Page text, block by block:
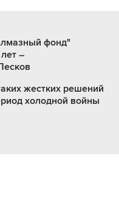
фонд"
–
жестких решений
холодной войны